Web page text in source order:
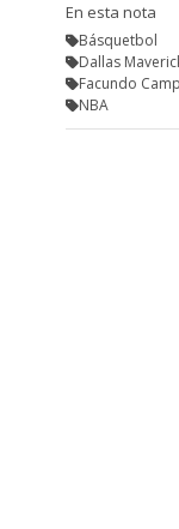
En esta nota
Básquetbol
Dallas
Facundo
NBA